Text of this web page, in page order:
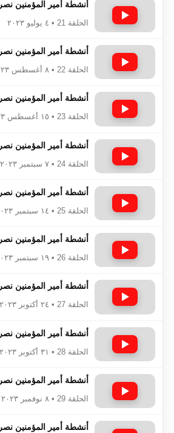
أنشطة أمير المؤمنين نصره الله
الحلقة 21 • ٤ يوليو ٢٠٢٣
أنشطة أمير المؤمنين نصره الله
الحلقة 22 • ٨ أغسطس ٢٠٢٣
أنشطة أمير المؤمنين نصره الله
الحلقة 23 • ١٥ أغسطس ٢٠٢٣
أنشطة أمير المؤمنين نصره الله
الحلقة 24 • ٧ سبتمبر ٢٠٢٣
أنشطة أمير المؤمنين نصره الله
الحلقة 25 • ١٤ سبتمبر ٢٠٢٣
أنشطة أمير المؤمنين نصره الله
الحلقة 26 • ١٩ سبتمبر ٢٠٢٣
أنشطة أمير المؤمنين نصره الله
الحلقة 27 • ٢٤ أكتوبر ٢٠٢٣
أنشطة أمير المؤمنين نصره الله
الحلقة 28 • ٣١ أكتوبر ٢٠٢٣
أنشطة أمير المؤمنين نصره الله
الحلقة 29 • ٨ نوفمبر ٢٠٢٣
أنشطة أمير المؤمنين نصره الله